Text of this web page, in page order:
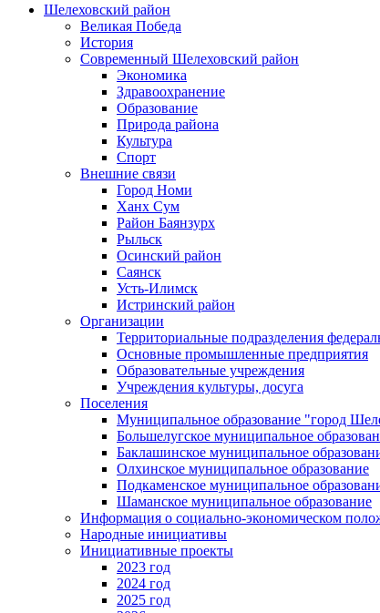
Шелеховский район
Великая Победа
История
Современный Шелеховский район
Экономика
Здравоохранение
Образование
Природа района
Культура
Спорт
Внешние связи
Город Номи
Ханх Сум
Район Баянзурх
Рыльск
Осинский район
Саянск
Усть-Илимск
Истринский район
Организации
Территориальные подразделения
Основные промышленные предприятия
Образовательные учреждения
Учреждения культуры, досуга
Поселения
Муниципальное образование "город
Большелугское муниципальное
Баклашинское муниципальное
Олхинское муниципальное образование
Подкаменское муниципальное
Шаманское муниципальное образование
Информация о социально-экономическом
Народные инициативы
Инициативные проекты
2023 год
2024 год
2025 год